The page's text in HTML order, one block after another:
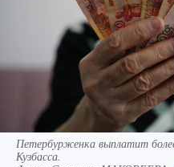
Петербурженка выплатит
Кузбасса.